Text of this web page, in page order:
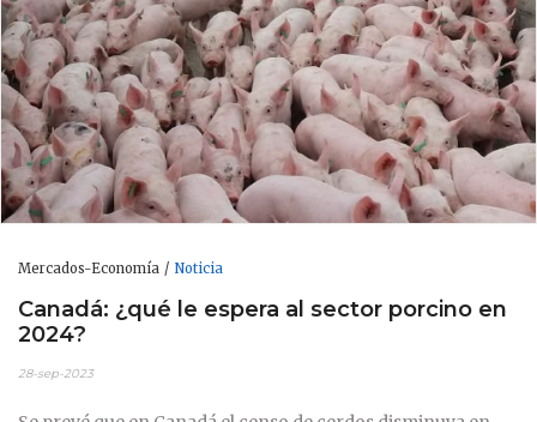
Mercados-Economía Noticia
Canadá: ¿qué le espera al sector porcino en
2024?
28-sep-2023